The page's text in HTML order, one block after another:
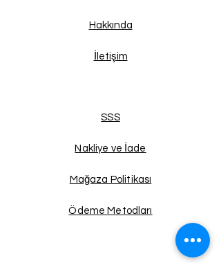
Hakkında
İletişim
SSS
Nakliye ve İade
Mağaza Politikası
Ödeme Metodları